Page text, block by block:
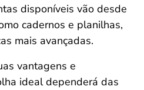
disponíveis vão desde
cadernos e planilhas,
mais avançadas.
vantagens e
ideal dependerá das